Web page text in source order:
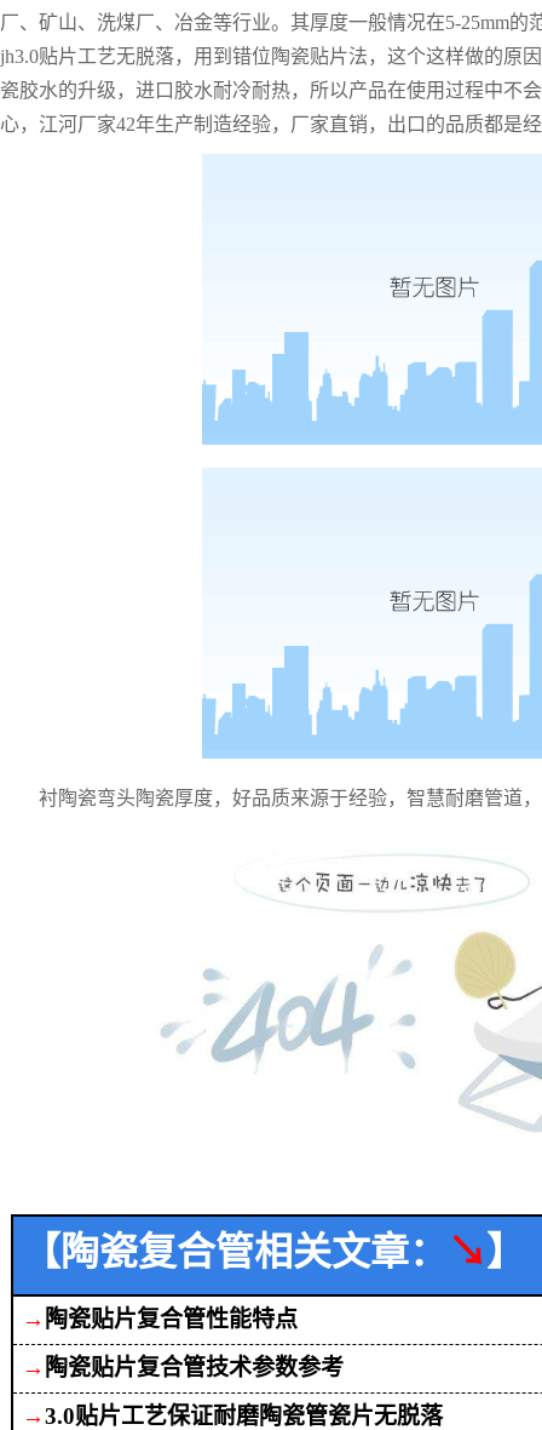
厂、矿山、洗煤厂、冶金等行业。其厚度一般情况在5-25mm的
jh3.0贴片工艺无脱落，用到错位陶瓷贴片法，这个这样做的原
瓷胶水的升级，进口胶水耐冷耐热，所以产品在使用过程中不
心，江河厂家42年生产制造经验，厂家直销，出口的品质都是
衬陶瓷弯头陶瓷厚度， 好品质来源于经验，智慧耐磨管道
【陶瓷复合管相关文章： ↘ 】
→ 陶瓷贴片复合管性能特点
→ 陶瓷贴片复合管技术参数参考
→3.0贴片工艺保证耐磨陶瓷管瓷片无脱落